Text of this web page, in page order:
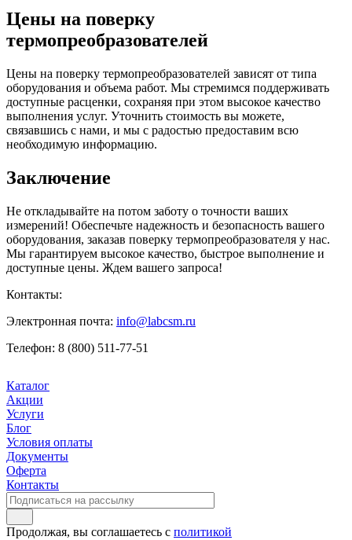
Цены на поверку
термопреобразователей
Цены на поверку термопреобразователей зависят от типа
оборудования и объема работ. Мы стремимся поддерживать
доступные расценки, сохраняя при этом высокое качество
выполнения услуг. Уточнить стоимость вы можете,
связавшись с нами, и мы с радостью предоставим всю
необходимую информацию.
Заключение
Не откладывайте на потом заботу о точности ваших
измерений! Обеспечьте надежность и безопасность вашего
оборудования, заказав поверку термопреобразователя у нас.
Мы гарантируем высокое качество, быстрое выполнение и
доступные цены. Ждем вашего запроса!
Контакты:
Электронная почта: info@labcsm.ru
Телефон: 8 (800) 511-77-51
Каталог
Акции
Услуги
Блог
Условия оплаты
Документы
Оферта
Контакты
Продолжая, вы соглашаетесь с политикой